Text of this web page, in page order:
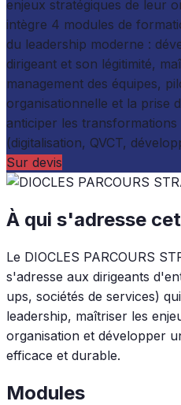
enjeux stratégiques de leur
intègre 4 modules de
du leadership moderne :
dirigeant et son légitimité,
management des équipes,
organisationnelle et la prise
anticiper les
(digitalisation, QVCT,
Sur devis
À qui s'adresse
Le DIOCLES PARCOURS
s'adresse aux dirigeants
ups, sociétés de services)
leadership, maîtriser les
organisation et développer
efficace et durable.
Modules